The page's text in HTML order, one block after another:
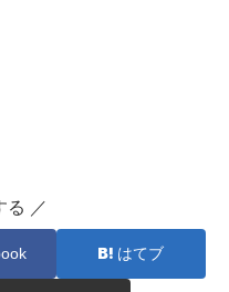
る ／
はてブ